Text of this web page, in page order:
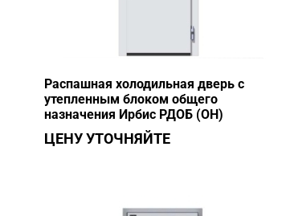
Распашная холодильная дверь с
утепленным блоком общего
назначения Ирбис РДОБ (ОН)
ЦЕНУ УТОЧНЯЙТЕ